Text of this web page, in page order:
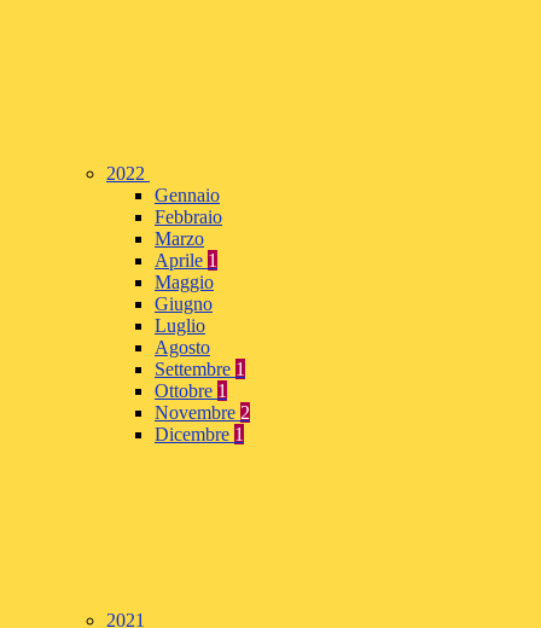
2022
Gennaio
Febbraio
Marzo
Aprile 1
Maggio
Giugno
Luglio
Agosto
Settembre 1
Ottobre 1
Novembre 2
Dicembre 1
2021